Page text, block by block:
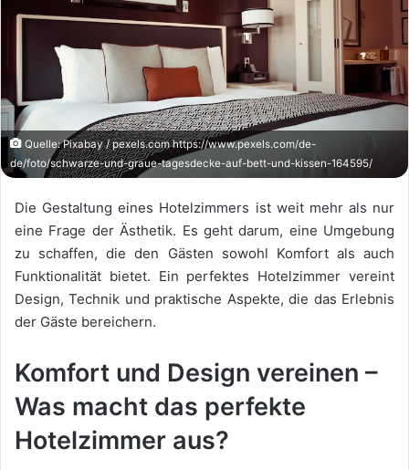
Quelle: Pixabay / pexels.com https://www.pexels.com/de-
de/foto/schwarze-und-graue-tagesdecke-auf-bett-und-kissen-164595/
Die Gestaltung eines Hotelzimmers ist weit mehr als nur
eine Frage der Ästhetik. Es geht darum, eine Umgebung
zu schaffen, die den Gästen sowohl Komfort als auch
Funktionalität bietet. Ein perfektes Hotelzimmer vereint
Design, Technik und praktische Aspekte, die das Erlebnis
der Gäste bereichern.
Komfort und Design vereinen –
Was macht das perfekte
Hotelzimmer aus?